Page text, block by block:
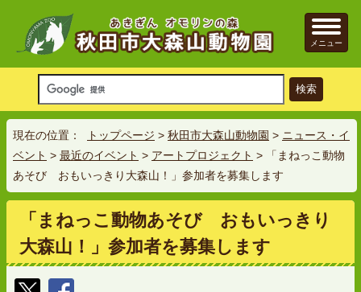
メニュー
現在の位置： トップページ > 秋田市大森山動物園 > ニュース・イ
ベント > 最近のイベント > アートプロジェクト > 「まねっこ動物
あそび おもいっきり大森山！」参加者を募集します
「まねっこ動物あそび おもいっきり
大森山！」参加者を募集します